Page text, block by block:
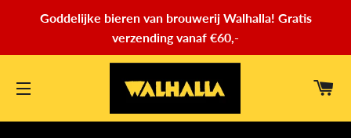
Goddelijke bieren van brouwerij Walhalla! Gratis
verzending vanaf €60,-